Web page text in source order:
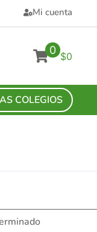
Mi cuenta
0 $0
COLEGIOS